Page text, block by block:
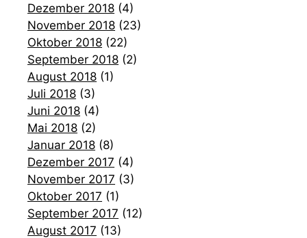
Dezember 2018 (4)
November 2018 (23)
Oktober 2018 (22)
September 2018 (2)
August 2018 (1)
Juli 2018 (3)
Juni 2018 (4)
Mai 2018 (2)
Januar 2018 (8)
Dezember 2017 (4)
November 2017 (3)
Oktober 2017 (1)
September 2017 (12)
August 2017 (13)